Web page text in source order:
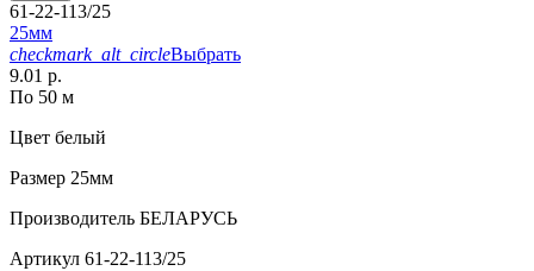
61-22-113/25
25мм
checkmark_alt_circleВыбрать
9.01 р.
По 50 м
Цвет белый
Размер 25мм
Производитель БЕЛАРУСЬ
Артикул 61-22-113/25